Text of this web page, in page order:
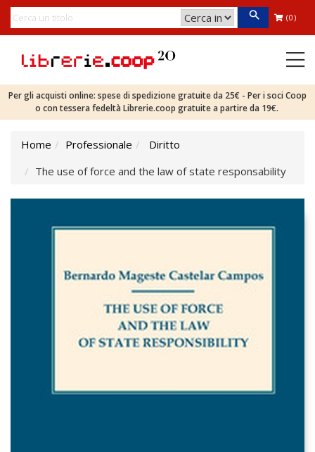
(0)
Per gli acquisti online: spese di spedizione gratuite da 25€ - Per i soci Coop
o con tessera fedeltà Librerie.coop gratuite a partire da 19€.
Home Professionale
Diritto
The use of force and the law of state responsability